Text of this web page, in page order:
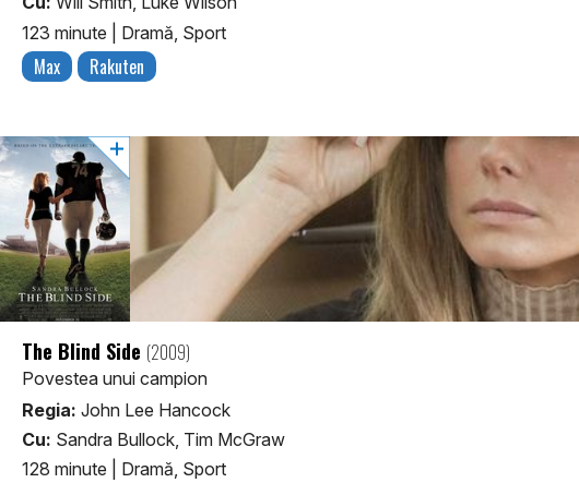
123 minute
Dramă, Sport
Max Rakuten
The Blind Side (2009)
Povestea unui campion
Regia: John Lee Hancock
Cu: Sandra Bullock, Tim McGraw
128 minute
Dramă, Sport